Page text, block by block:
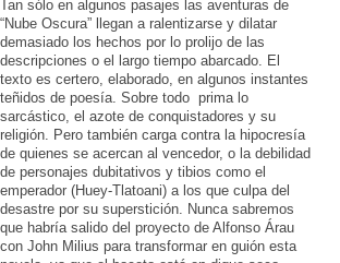
Tan sólo en algunos pasajes las aventuras de
“Nube Oscura” llegan a ralentizarse y dilatar
demasiado los hechos por lo prolijo de las
descripciones o el largo tiempo abarcado. El
texto es certero, elaborado, en algunos instantes
teñidos de poesía. Sobre todo prima lo
sarcástico, el azote de conquistadores y su
religión. Pero también carga contra la hipocresía
de quienes se acercan al vencedor, o la debilidad
de personajes dubitativos y tibios como el
emperador (Huey-Tlatoani) a los que culpa del
desastre por su superstición. Nunca sabremos
que habría salido del proyecto de Alfonso Árau
con John Milius para transformar en guión esta